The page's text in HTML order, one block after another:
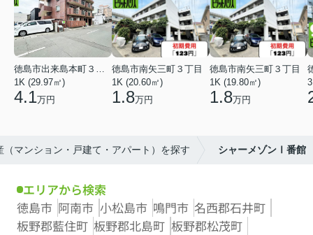
1K (29.97㎡)
4.1万円
徳島市南矢三町３丁目
1K (20.60㎡)
1.8万円
徳島市南矢三町３丁目
1K (19.80㎡)
1.8万円
マンション・戸建て・アパート）を探す シャーメゾンⅠ番館
エリアから検索
徳島市 阿南市 小松島市 鳴門市 名西郡石井町
板野郡藍住町 板野郡北島町 板野郡松茂町